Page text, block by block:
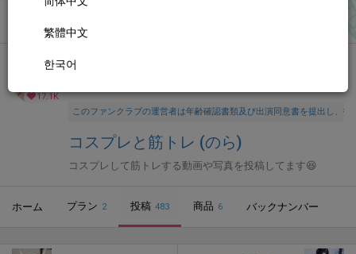
繁體中文
한국어
17.1K
全年齢向け
このファンクラブの運営者は年齢確認書類及び出演同意書を提出し、
コスプレと筋トレ (のら)
コスプレして筋トレする動画や写真を投稿してます😆
ホーム プラン 2 投稿 483 商品 6 バックナンバー